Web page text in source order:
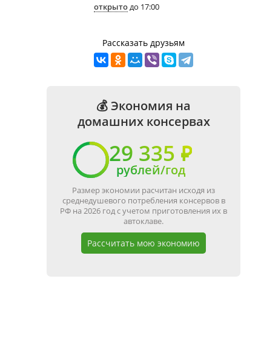
открытодо 17:00
Рассказать друзьям
💰 Экономия на
домашних консервах
29 335 ₽
рублей/год
Размер экономии расчитан исходя из
среднедушевого потребления консервов в
РФ на 2026 год с учетом приготовления их в
автоклаве.
Рассчитать мою экономию